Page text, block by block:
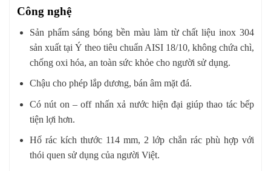
Công nghệ
Sản phẩm sáng bóng bền màu làm từ chất liệu inox 304
sản xuất tại Ý theo tiêu chuẩn AISI 18/10, không chứa chì,
chống oxi hóa, an toàn sức khỏe cho người sử dụng.
Chậu cho phép lắp dương, bán âm mặt đá.
Có nút on – off nhấn xả nước hiện đại giúp thao tác bếp
tiện lợi hơn.
Hố rác kích thước 114 mm, 2 lớp chắn rác phù hợp với
thói quen sử dụng của người Việt.